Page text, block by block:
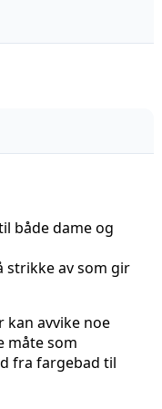
både dame og
strikke av som gir
kan avvike noe
måte som
fra fargebad til